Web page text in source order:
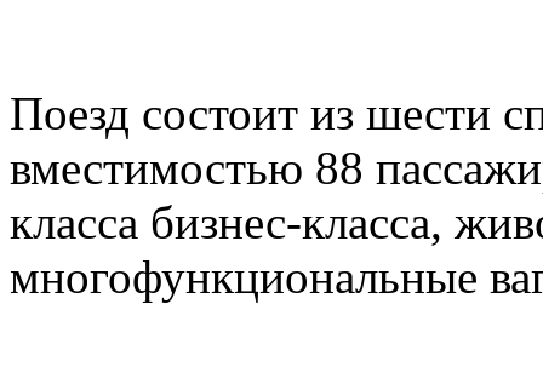
Поезд состоит из шести
вместимостью 88
класса бизнес-класса,
многофункциональные